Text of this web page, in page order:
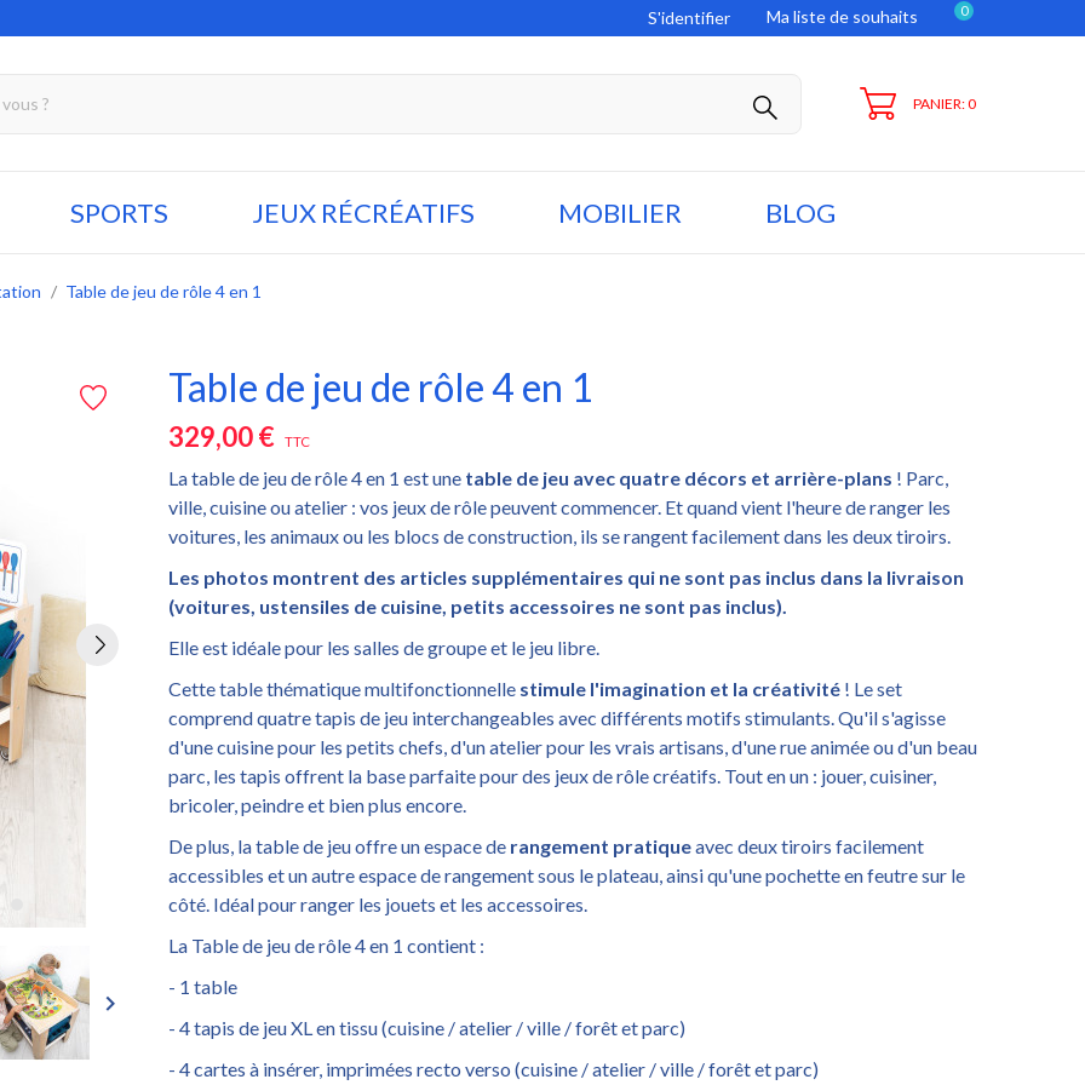
S'identifier Ma liste de souhaits 0
PANIER: 0
SPORTS JEUX RÉCRÉATIFS MOBILIER BLOG
Table de jeu de rôle 4 en 1
keyboard_arrow_right
Table de jeu de rôle 4 en 1
329,00 € TTC
La table de jeu de rôle 4 en 1 est une table de jeu avec quatre décors et arrière-plans ! Parc,
ville, cuisine ou atelier : vos jeux de rôle peuvent commencer. Et quand vient l'heure de ranger les
voitures, les animaux ou les blocs de construction, ils se rangent facilement dans les deux tiroirs.
Les photos montrent des articles supplémentaires qui ne sont pas inclus dans la livraison
(voitures, ustensiles de cuisine, petits accessoires ne sont pas inclus).
Elle est idéale pour les salles de groupe et le jeu libre.
Cette table thématique multifonctionnelle stimule l'imagination et la créativité ! Le set
comprend quatre tapis de jeu interchangeables avec différents motifs stimulants. Qu'il s'agisse
d'une cuisine pour les petits chefs, d'un atelier pour les vrais artisans, d'une rue animée ou d'un beau
parc, les tapis offrent la base parfaite pour des jeux de rôle créatifs. Tout en un : jouer, cuisiner,
bricoler, peindre et bien plus encore.
De plus, la table de jeu offre un espace de rangement pratiqueavec deux tiroirs facilement
accessibles et un autre espace de rangement sous le plateau, ainsi qu'une pochette en feutre sur le
côté. Idéal pour ranger les jouets et les accessoires.
La Table de jeu de rôle 4 en 1 contient :
- 1 table
- 4 tapis de jeu XL en tissu (cuisine / atelier / ville / forêt et parc)
- 4 cartes à insérer, imprimées recto verso (cuisine / atelier / ville / forêt et parc)